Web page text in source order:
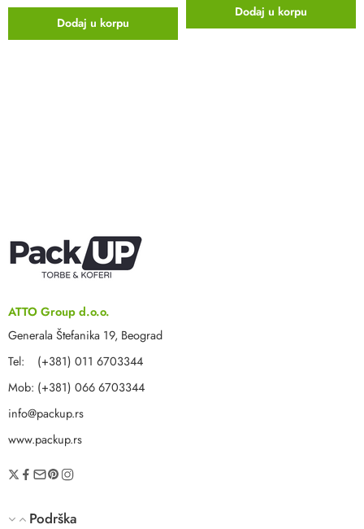
Dodaj u korpu
Dodaj u korpu
ATTO Group d.o.o.
Generala Štefanika 19, Beograd
Tel: (+381) 011 6703344
Mob: (+381) 066 6703344
info@packup.rs
www.packup.rs
Podrška